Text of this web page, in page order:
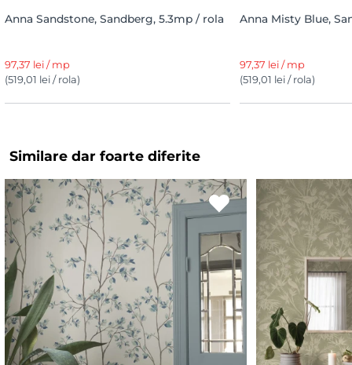
Anna Sandstone, Sandberg, 5.3mp / rola
97,37 lei / mp
(519,01 lei / rola)
Anna Misty Blue,
97,37 lei / mp
(519,01 lei / rola)
Similare dar foarte diferite